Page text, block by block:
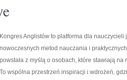
Kongres Anglistów to platforma dla
nowoczesnych metod nauczania i
powstała z myślą o osobach, które stawiają
To wspólna przestrzeń inspiracji i wdrożeń,